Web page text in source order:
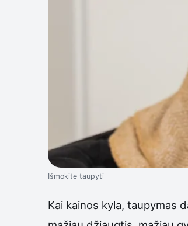
Išmokite taupyti
Kai kainos kyla, taupymas